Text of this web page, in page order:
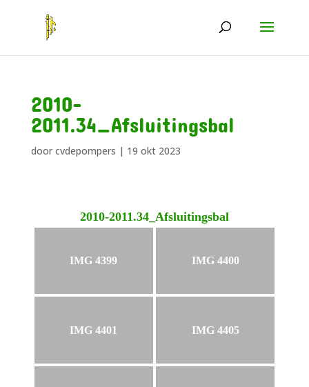
2010-
2011.34_Afsluitingsbal
door cvdepompers | 19 okt 2023
2010-2011.34_Afsluitingsbal
IMG 4399 IMG 4400
IMG 4401 IMG 4405